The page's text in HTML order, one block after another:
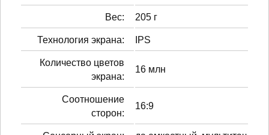
Вес: 205 г
Технология экрана: IPS
Количество цветов
экрана:
16 млн
Соотношение
сторон:
16:9